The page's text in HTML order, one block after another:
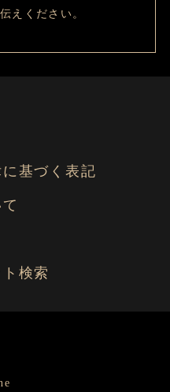
えください。
基づく表記
検索